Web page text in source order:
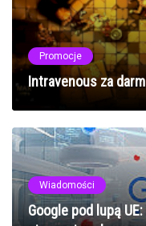
Promocje
Intravenous za
Wiadomości
Google pod lupą